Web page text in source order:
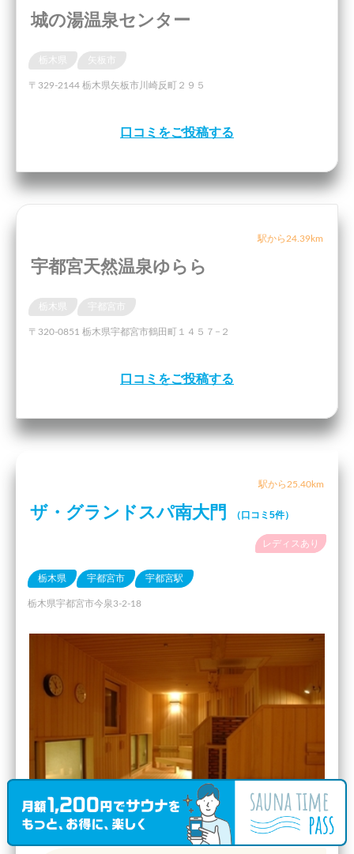
城の湯温泉センター
〒329-2144 栃木県矢板市川崎反町２９５
口コミをご投稿する
駅から24.39km
宇都宮天然温泉ゆらら
宇都宮市
〒320-0851 栃木県宇都宮市鶴田町１４５７−２
口コミをご投稿する
駅から25.40km
ザ・グランドスパ南大門 （口コミ5件）
レディスあり
栃木県 宇都宮市 宇都宮駅
栃木県宇都宮市今泉3-2-18